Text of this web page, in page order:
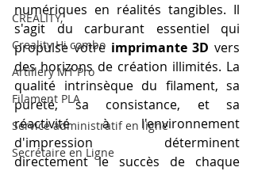
CREALITY,
Creality Hi combo
Artillery M1 Pro
Filament PLA
Service administratif en ligne
Secrétaire en Ligne
numériques en réalités tangibles. Il
s'agit du carburant essentiel qui
propulse votre imprimante 3D vers
des horizons de création illimités. La
qualité intrinsèque du filament, sa
pureté, sa consistance, et sa
réactivité à l'environnement
d'impression déterminent
directement le succès de chaque